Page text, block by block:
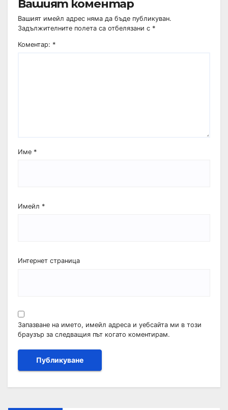
Вашият коментар
Вашият имейл адрес няма да бъде публикуван.
Задължителните полета са отбелязани с *
Коментар: *
Име *
Имейл *
Интернет страница
Запазване на името, имейл адреса и уебсайта ми в този
браузър за следващия път когато коментирам.